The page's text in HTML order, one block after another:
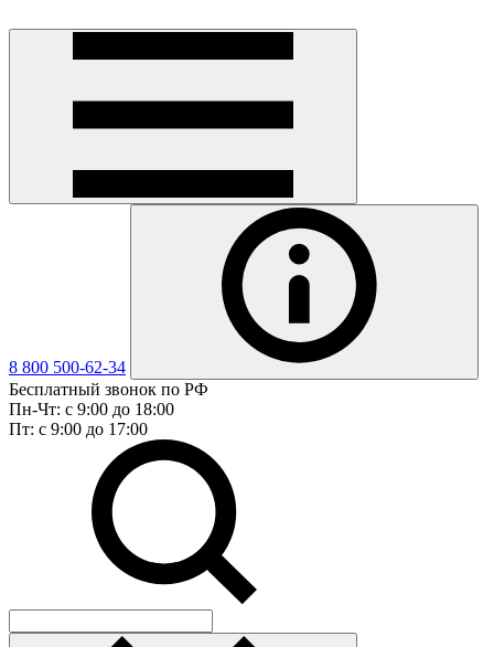
8 800 500-62-34
Бесплатный звонок по РФ
Пн-Чт: с 9:00 до 18:00
Пт: с 9:00 до 17:00